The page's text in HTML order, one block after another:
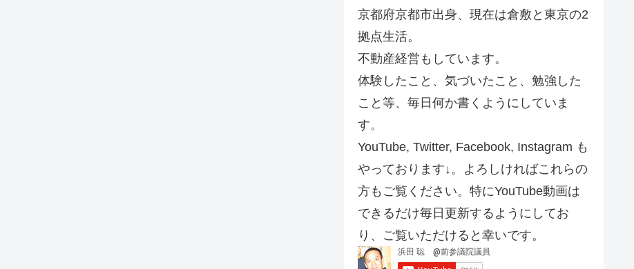
京都府京都市出身、現在は倉敷と東京の2
拠点生活。
不動産経営もしています。
体験したこと、気づいたこと、勉強した
こと等、毎日何か書くようにしていま
す。
YouTube, Twitter, Facebook, Instagram も
やっております↓。よろしければこれらの
方もご覧ください。特にYouTube動画は
できるだけ毎日更新するようにしてお
り、ご覧いただけると幸いです。